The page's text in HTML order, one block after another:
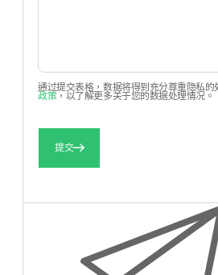
通过提交表格，数据将得到充分尊重隐私的
政策，以了解更多关于您的数据处理情况。
提交
名
（必
填）
名
子
件
Untitled